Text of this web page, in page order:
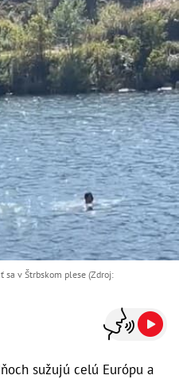
sa v Štrbskom plese (Zdroj:
sužujú celú Európu a